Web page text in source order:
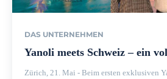
DAS UNTERNEHMEN
Yanoli meets Schweiz – ein
Zürich, 21. Mai - Beim ersten exklusiven